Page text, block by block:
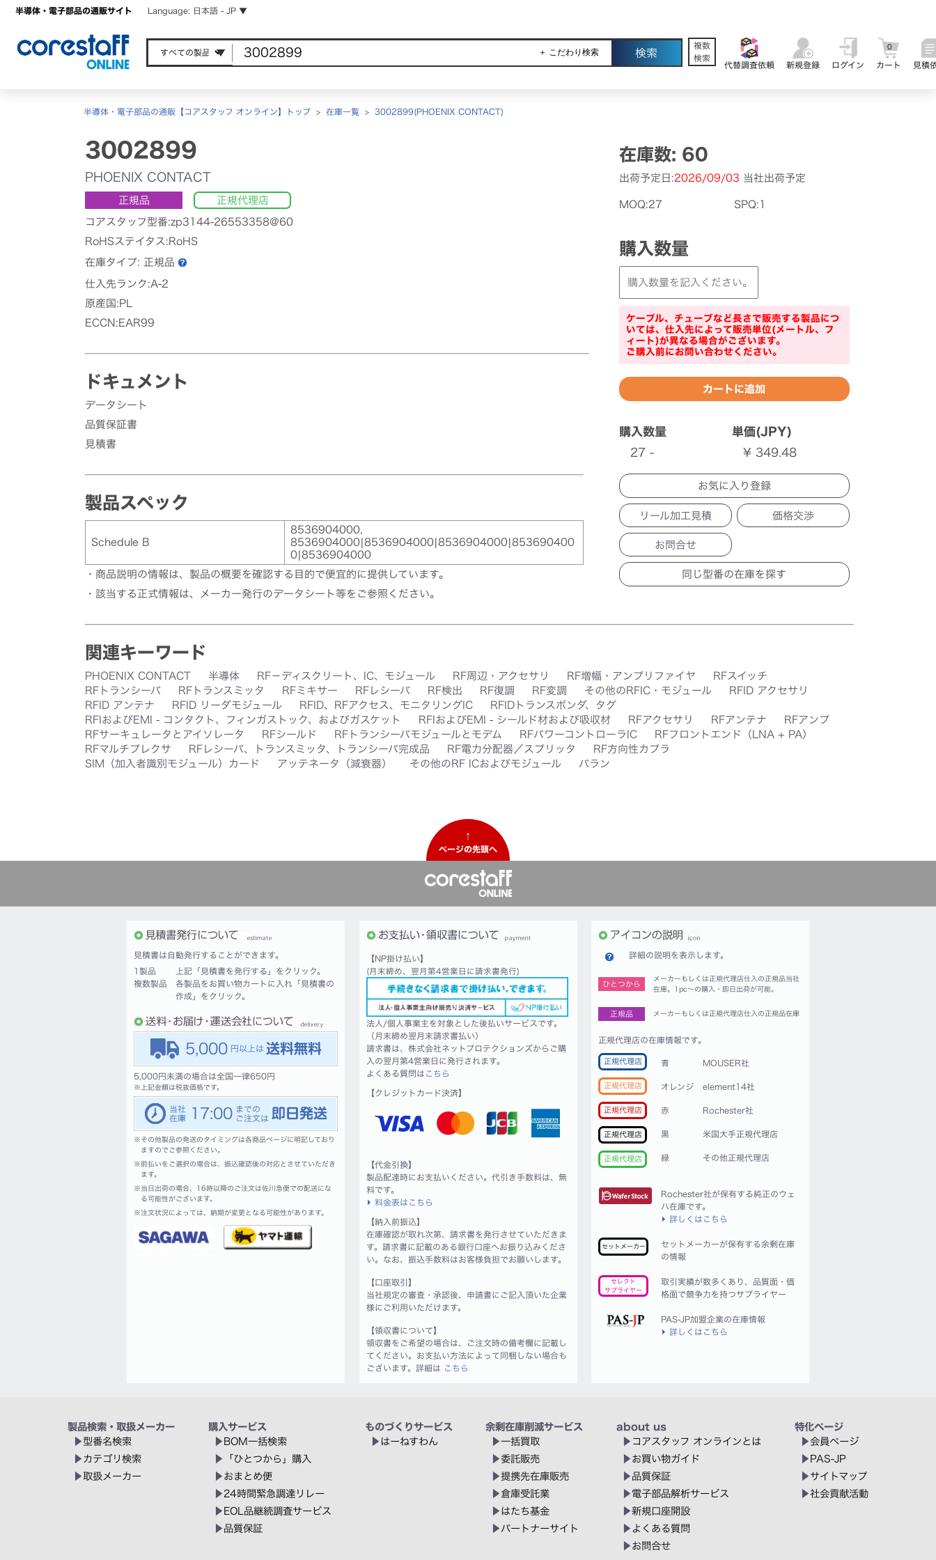
半導体・電子部品の通販サイト Language: 日本語 - JP ▼
＋ こだわり検索
複数
検索
代替調査依頼
新規登録 ログイン カート
0
見積
半導体・電子部品の通販【コアスタッフ オンライン】トップ > 在庫一覧 > 3002899(PHOENIX CONTACT)
3002899
PHOENIX CONTACT
正規品 正規代理店
コアスタッフ型番:zp3144-26553358@60
RoHSステイタス:RoHS
在庫タイプ: 正規品
仕入先ランク:A-2
原産国:PL
ECCN:EAR99
ドキュメント
データシート
品質保証書
見積書
製品スペック
Schedule B
8536904000,
8536904000|8536904000|8536904000|853690400
0|8536904000
・商品説明の情報は、製品の概要を確認する目的で便宜的に提供しています。
・該当する正式情報は、メーカー発行のデータシート等をご参照ください。
在庫数: 60
出荷予定日:2026/09/03 当社出荷予定
MOQ:27 SPQ:1
購入数量
ケーブル、チューブなど長さで販売する製品につ
いては、仕入先によって販売単位(メートル、フ
ィート)が異なる場合がございます。
ご購入前にお問い合わせください。
購入数量
単価(JPY)
27 -
¥ 349.48
リール加工見積 価格交渉
お問合せ
関連キーワード
PHOENIX CONTACT 半導体 RF－ディスクリート、IC、モジュール RF周辺・アクセサリ RF増幅・アンプリファイヤ
RFスイッチ
RFトランシーバ
RFトランスミッタ RFミキサー RFレシーバ RF検出 RF復調 RF変調 その他のRFIC・モジュール
RFID アクセサリ
RFID アンテナ
RFID リーダモジュール RFID、RFアクセス、モニタリングIC
RFIDトランスポンダ、タグ
RFIおよびEMI - コンタクト、フィンガストック、およびガスケット
RFIおよびEMI - シールド材および吸収材 RFアクセサリ RFアンテナ
RFアンプ
RFサーキュレータとアイソレータ
RFシールド RFトランシーバモジュールとモデム RFパワーコントローラIC
RFフロントエンド（LNA + PA）
RFマルチプレクサ
RFレシーバ、トランスミッタ、トランシーバ完成品 RF電力分配器／スプリッタ
RF方向性カプラ
SIM（加入者識別モジュール）カード
アッテネータ（減衰器） その他のRF ICおよびモジュール バラン
↑
ページの先頭へ
見積書は自動発行することができます。
1製品
上記「見積書を発行する」をクリック。
複数製品
各製品をお買い物カートに入れ「見積書の
作成」をクリック。
5,000
5,000円未満の場合は全国一律650円
※ 上記金額は税抜価格です。
17:00
※その他製品の発送のタイミングは各商品ページに明記しており
ますのでご参照ください。
※前払いをご選択の場合は、振込確認後の対応とさせていただき
ます。
※ 当日出荷の場合、16時以降のご注文は佐川急便での配送にな
る可能性がございます。
※注文状況によっては、納期が変更となる可能性があります。
【NP掛け払い】
(月末締め、翌月第4営業日に請求書発行)
法人/個人事業主を対象とした後払いサービスです。
（月末締め翌月末請求書払い）
請求書は、株式会社ネットプロテクションズからご購
入の翌月第4営業日に発行されます。
よくある質問は こちら
【クレジットカード決済】
【代金引換】
製品配達時にお支払いください。代引き手数料は、無
料です。
料金表はこちら
【納入前振込】
在庫確認が取れ次第、請求書を発行させていただきま
す。請求書に記載のある銀行口座へお振り込みくださ
い。なお、振込手数料はお客様負担でお願いします。
【口座取引】
当社規定の審査・承認後、申請書にご記入頂いた企業
様にご利用いただけます。
【領収書について】
領収書をご希望の場合は、ご注文時の備考欄に記載し
てください。お支払い方法によって同梱しない場合も
ございます。詳細は こちら
詳細の説明を表示します。
ひとつから
メーカーもしくは正規代理店仕入の正規品当社
在庫。1pc〜の購入・即日出荷が可能。
正規品 メーカーもしくは正規代理店仕入の正規品在庫
正規代理店の在庫情報です。
正規代理店
正規代理店
正規代理店
正規代理店
正規代理店
青 MOUSER社
オレンジ element14社
赤 Rochester社
黒 米国大手正規代理店
緑 その他正規代理店
Rochester社が保有する純正のウェ
ハ在庫です。
詳しくはこちら
セットメーカー
セットメーカーが保有する余剰在庫
の情報
セレクト
サプライヤー
取引実績が数多くあり、品質面・価
格面で競争力を持つサプライヤー
PAS-JP加盟企業の在庫情報
詳しくはこちら
製品検索・取扱メーカー
型番名検索
カテゴリ検索
取扱メーカー
購入サービス
BOM一括検索
「ひとつから」購入
おまとめ便
24時間緊急調達リレー
EOL品継続調査サービス
品質保証
ものづくりサービス
はーねすわん
余剰在庫削減サービス
一括買取
委託販売
提携先在庫販売
倉庫受託業
はたち基金
パートナーサイト
about us
コアスタッフ オンラインとは
お買い物ガイド
品質保証
電子部品解析サービス
新規口座開設
よくある質問
お問合せ
特化ページ
会員ページ
PAS-JP
サイトマップ
社会貢献活動